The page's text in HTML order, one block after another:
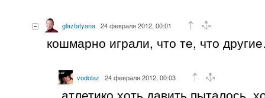
glaztatyana 24 февраля 2012, 00:01
кошмарно играли, что те, что
vodolaz 24 февраля 2012, 00:03
атлетико хоть давить пыталось,